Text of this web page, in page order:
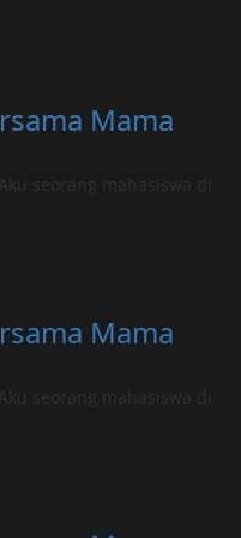
Mama
seorang mahasiswa di
Mama
seorang mahasiswa di